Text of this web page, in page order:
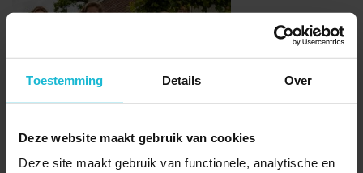
Toestemming Details Over
Deze website maakt gebruik van cookies
Deze site maakt gebruik van functionele, analytische en
Historische waterpomp Oudeschans wint